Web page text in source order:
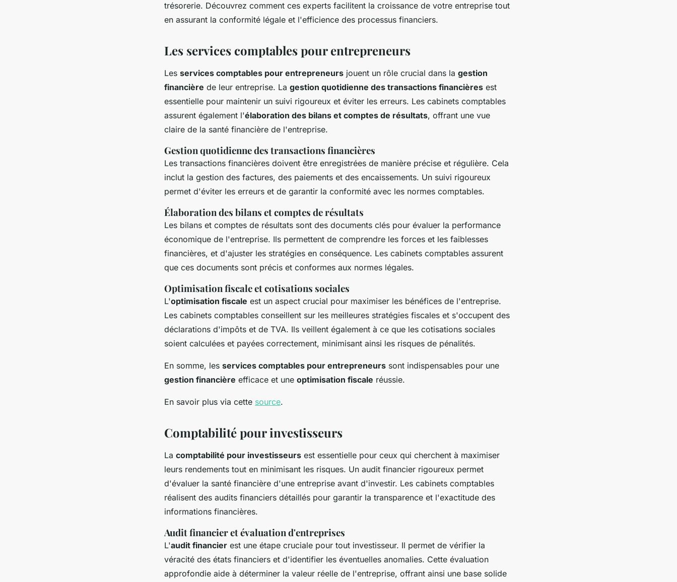
trésorerie. Découvrez comment ces experts facilitent la croissance de votre entreprise tout
en assurant la conformité légale et l'efficience des processus financiers.
Les services comptables pour entrepreneurs
Les services comptables pour entrepreneurs jouent un rôle crucial dans la gestion
financière de leur entreprise. La gestion quotidienne des transactions financières est
essentielle pour maintenir un suivi rigoureux et éviter les erreurs. Les cabinets comptables
assurent également l'élaboration des bilans et comptes de résultats, offrant une vue
claire de la santé financière de l'entreprise.
Gestion quotidienne des transactions financières
Les transactions financières doivent être enregistrées de manière précise et régulière. Cela
inclut la gestion des factures, des paiements et des encaissements. Un suivi rigoureux
permet d'éviter les erreurs et de garantir la conformité avec les normes comptables.
Élaboration des bilans et comptes de résultats
Les bilans et comptes de résultats sont des documents clés pour évaluer la performance
économique de l'entreprise. Ils permettent de comprendre les forces et les faiblesses
financières, et d'ajuster les stratégies en conséquence. Les cabinets comptables assurent
que ces documents sont précis et conformes aux normes légales.
Optimisation fiscale et cotisations sociales
L'optimisation fiscale est un aspect crucial pour maximiser les bénéfices de l'entreprise.
Les cabinets comptables conseillent sur les meilleures stratégies fiscales et s'occupent des
déclarations d'impôts et de TVA. Ils veillent également à ce que les cotisations sociales
soient calculées et payées correctement, minimisant ainsi les risques de pénalités.
En somme, les services comptables pour entrepreneurs sont indispensables pour une
gestion financière efficace et une optimisation fiscale réussie.
En savoir plus via cette source.
Comptabilité pour investisseurs
La comptabilité pour investisseurs est essentielle pour ceux qui cherchent à maximiser
leurs rendements tout en minimisant les risques. Un audit financier rigoureux permet
d'évaluer la santé financière d'une entreprise avant d'investir. Les cabinets comptables
réalisent des audits financiers détaillés pour garantir la transparence et l'exactitude des
informations financières.
Audit financier et évaluation d'entreprises
L'audit financier est une étape cruciale pour tout investisseur. Il permet de vérifier la
véracité des états financiers et d'identifier les éventuelles anomalies. Cette évaluation
approfondie aide à déterminer la valeur réelle de l'entreprise, offrant ainsi une base solide